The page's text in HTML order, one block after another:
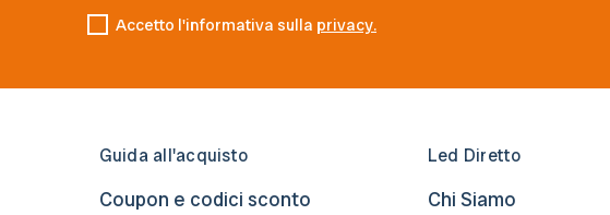
Accetto l'informativa sulla privacy.
Guida all'acquisto
Coupon e codici sconto
Led Diretto
Chi Siamo